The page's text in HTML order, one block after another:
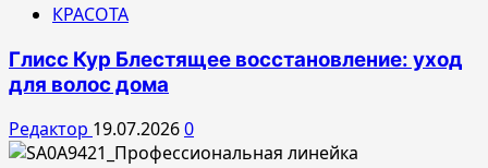
КРАСОТА
Глисс Кур Блестящее восстановление: уход
для волос дома
Редактор 19.07.20260